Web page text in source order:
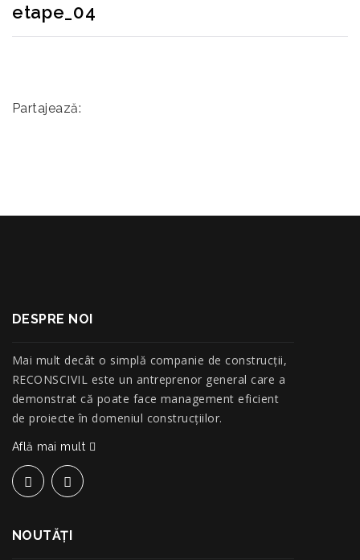
etape_04
Partajează:
DESPRE NOI
Mai mult decât o simplă companie de construcţii,
RECONSCIVIL este un antreprenor general care a
demonstrat că poate face management eficient
de proiecte în domeniul construcțiilor.
Află mai mult
NOUTĂŢI